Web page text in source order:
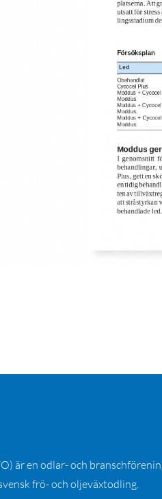
är en odlar- och
frö- och oljeväxtodling.